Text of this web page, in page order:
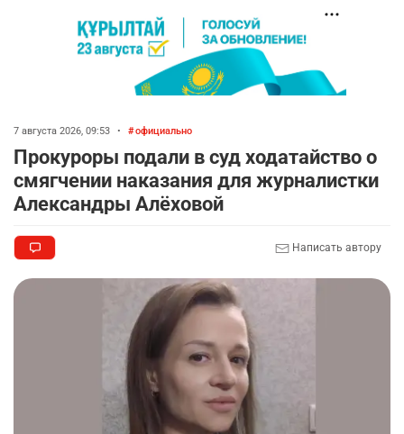
7 августа 2026, 09:53 • официально
Прокуроры подали в суд ходатайство о
смягчении наказания для журналистки
Александры Алёховой
Написать автору